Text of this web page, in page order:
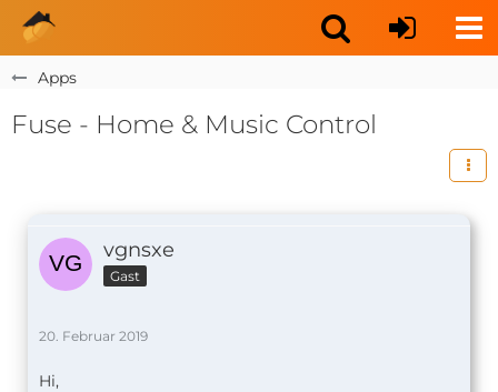
Apps
Fuse - Home & Music Control
vgnsxe
Gast
20. Februar 2019
Hi,